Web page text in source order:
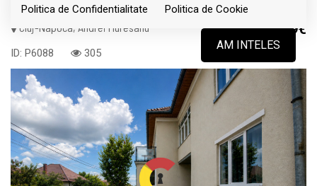
Politica de Confidentialitate Politica de Cookie
AM INTELES
Cluj-Napoca, Andrei Muresanu 999€
ID: P6088 305